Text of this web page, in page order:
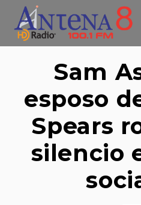
content
Sam
esposo
Spears
silencio